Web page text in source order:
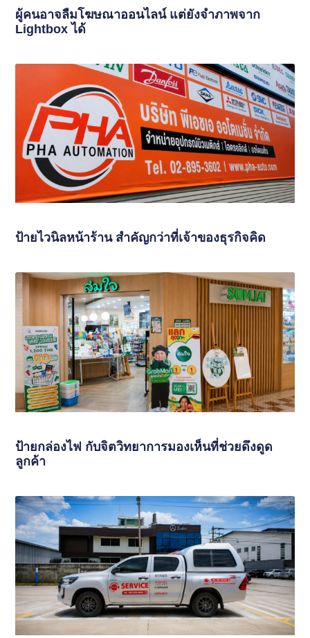
ผู้คนอาจลืมโฆษณาออนไลน์ แต่ยังจำภาพจาก
Lightbox ได้
ป้ายไวนิลหน้าร้าน สำคัญกว่าที่เจ้าของธุรกิจคิด
ป้ายกล่องไฟ กับจิตวิทยาการมองเห็นที่ช่วยดึงดูด
ลูกค้า